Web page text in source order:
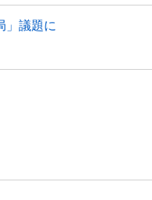
」議題に